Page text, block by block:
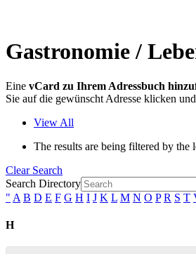
Gastronomie /
Eine vCard zu Ihrem Adressbuch
Sie auf die gewünscht Adresse klicken
View All
The results are being filtered by the
Clear Search
Search Directory
" A B D E F G H I J K L M N O P R S T
H